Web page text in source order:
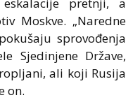
pretnji, a
Moskve. „Naredne
sprovođenja
Sjedinjene Države,
ali koji Rusija
on.